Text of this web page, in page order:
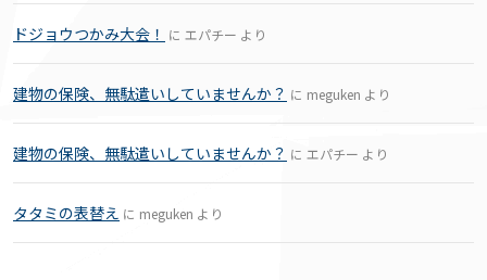
ドジョウつかみ大会！ に エパチー より
建物の保険、無駄遣いしていませんか？ に meguken より
建物の保険、無駄遣いしていませんか？ に エパチー より
タタミの表替え に meguken より